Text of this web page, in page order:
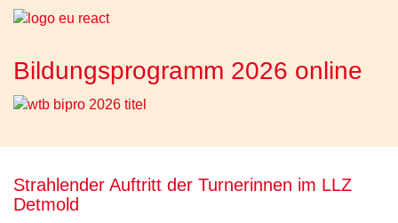
Bildungsprogramm 2026 online
Strahlender Auftritt der Turnerinnen im LLZ
Detmold